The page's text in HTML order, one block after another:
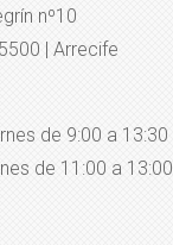
nº10
| Arrecife
de 9:00 a 13:30
de 11:00 a 13:00